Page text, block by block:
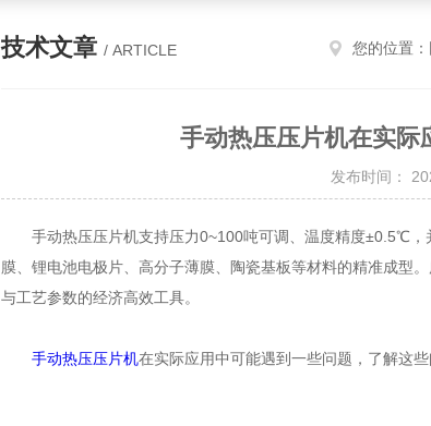
技术文章 / ARTICLE 您的位置：
手动热压压片机在实际
发布时间：
手动热压压片机支持压力0~100吨可调、温度精度±0.5℃，
膜、锂电池电极片、高分子薄膜、陶瓷基板等材料的精准成型
与工艺参数的经济高效工具。
手动热压压片机在实际应用中可能遇到一些问题，了解这